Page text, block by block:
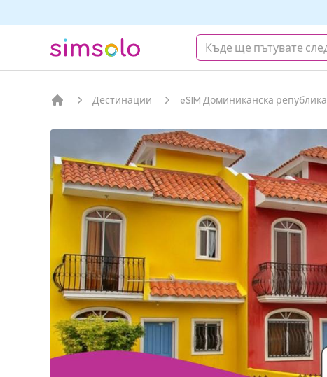
simsolo
Дестинации eSIM Доминиканска република